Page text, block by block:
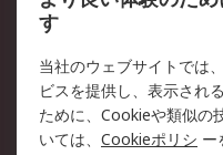
クッキーポリシー
RSについて
会社概要
プレスリリース＆お知
す
当社のウェブサイトでは
ビスを提供し、表示され
ために、Cookieや類似の
いては、 Cookieポリシ ー